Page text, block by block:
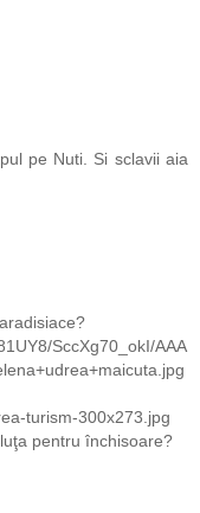
pe Nuti. Si sclavii aia
SccXg70_okI/AAA
turism-300x273.jpg
pentru închisoare?